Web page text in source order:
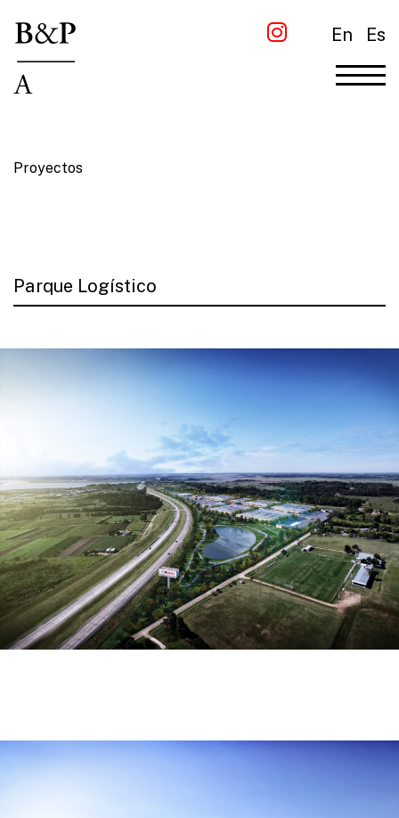
En Es
Proyectos
Parque Logístico